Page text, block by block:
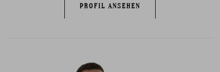
PROFIL ANSEHEN